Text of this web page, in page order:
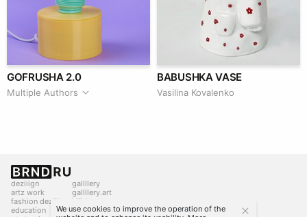
GOFRUSHA 2.0
Multiple Authors
BABUSHKA VASE
Vasilina Kovalenko
deziiign
artz work
fashion deziiign
education
gallllery
gallllery.art
kiiids.art
We use cookies to improve the operation of the